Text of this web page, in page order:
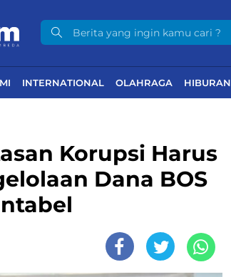
INTERNATIONAL OLAHRAGA HIBURAN
Korupsi Harus
Dana BOS